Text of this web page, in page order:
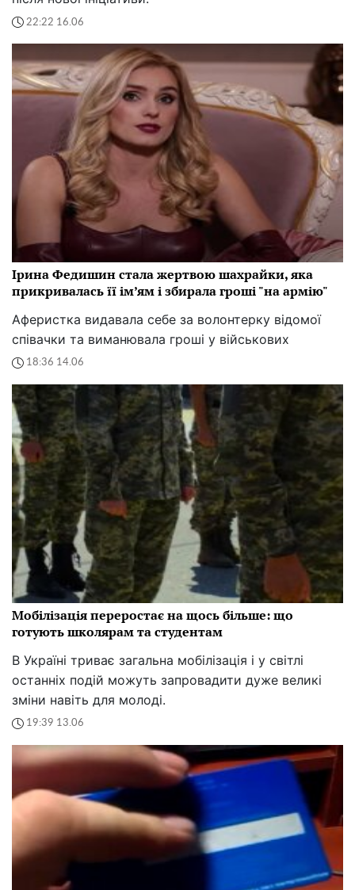
22:22 16.06
Ірина Федишин стала жертвою шахрайки, яка
прикривалась її ім’ям і збирала гроші "на армію"
Аферистка видавала себе за волонтерку відомої
співачки та виманювала гроші у військових
18:36 14.06
Мобілізація переростає на щось більше: що
готують школярам та студентам
В Україні триває загальна мобілізація і у світлі
останніх подій можуть запровадити дуже великі
зміни навіть для молоді.
19:39 13.06